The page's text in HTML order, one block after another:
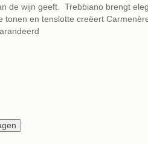
de wijn geeft. Trebbiano brengt
tonen en tenslotte creëert